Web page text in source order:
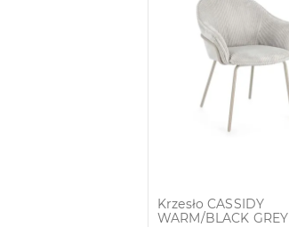
Krzesło CASSIDY
WARM/BLACK GREY